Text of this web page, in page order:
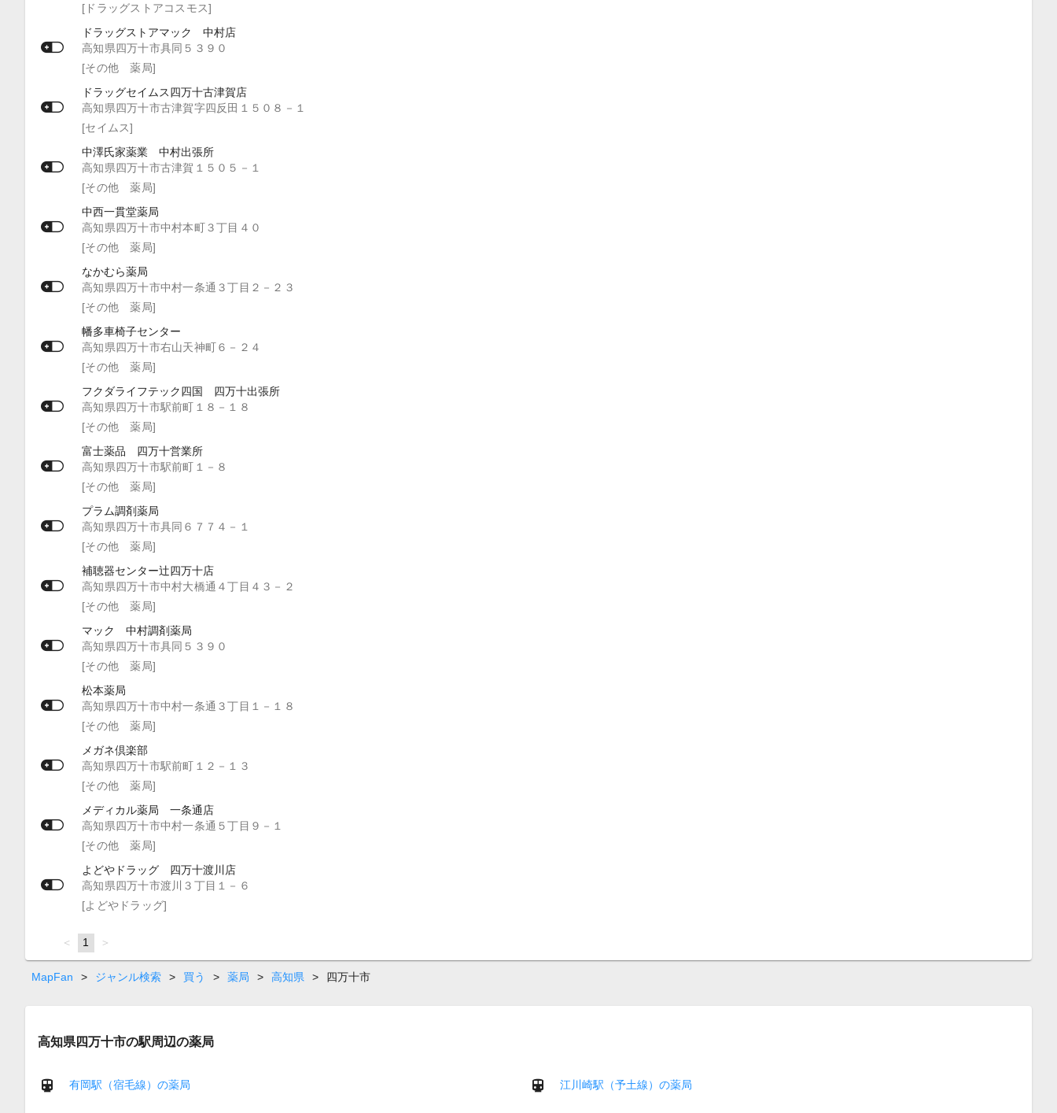
[ドラッグストアコスモス]
ドラッグストアマック 中村店
高知県四万十市具同５３９０
[その他 薬局]
ドラッグセイムス四万十古津賀店
高知県四万十市古津賀字四反田１５０８－１
[セイムス]
中澤氏家薬業 中村出張所
高知県四万十市古津賀１５０５－１
[その他 薬局]
中西一貫堂薬局
高知県四万十市中村本町３丁目４０
[その他 薬局]
なかむら薬局
高知県四万十市中村一条通３丁目２－２３
[その他 薬局]
幡多車椅子センター
高知県四万十市右山天神町６－２４
[その他 薬局]
フクダライフテック四国 四万十出張所
高知県四万十市駅前町１８－１８
[その他 薬局]
富士薬品 四万十営業所
高知県四万十市駅前町１－８
[その他 薬局]
プラム調剤薬局
高知県四万十市具同６７７４－１
[その他 薬局]
補聴器センター辻四万十店
高知県四万十市中村大橋通４丁目４３－２
[その他 薬局]
マック 中村調剤薬局
高知県四万十市具同５３９０
[その他 薬局]
松本薬局
高知県四万十市中村一条通３丁目１－１８
[その他 薬局]
メガネ倶楽部
高知県四万十市駅前町１２－１３
[その他 薬局]
メディカル薬局 一条通店
高知県四万十市中村一条通５丁目９－１
[その他 薬局]
よどやドラッグ 四万十渡川店
高知県四万十市渡川３丁目１－６
[よどやドラッグ]
page
You're
on
page
1 page
MapFan > ジャンル検索 > 買う > 薬局 > 高知県 > 四万十市
高知県四万十市の駅周辺の薬局
有岡駅（宿毛線）の薬局 江川崎駅（予土線）の薬局